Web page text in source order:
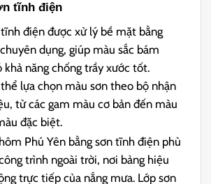
tĩnh điện
điện được xử lý bề mặt bằng
dụng, giúp màu sắc bám
khả năng chống trầy xước tốt.
lựa chọn màu sơn theo bộ nhận
từ các gam màu cơ bản đến màu
đặc biệt.
Phú Yên bằng sơn tĩnh điện phù
trình ngoài trời, nơi bảng hiệu
trực tiếp của nắng mưa. Lớp sơn